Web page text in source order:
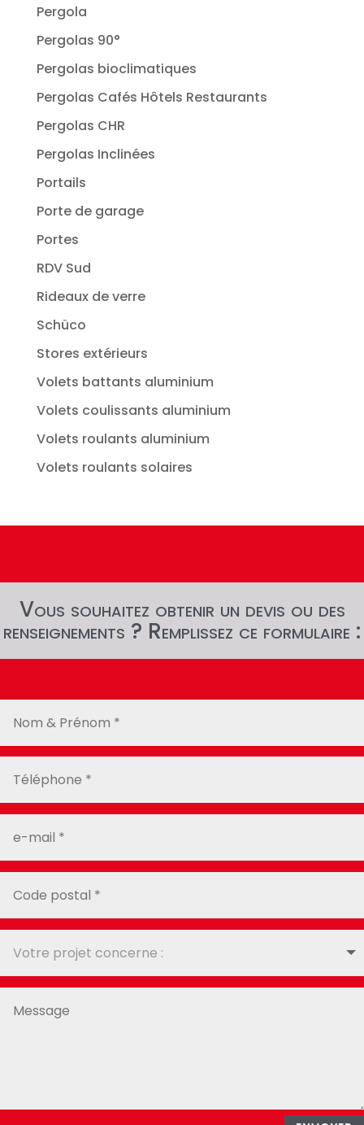
Pergola
Pergolas 90°
Pergolas bioclimatiques
Pergolas Cafés Hôtels Restaurants
Pergolas CHR
Pergolas Inclinées
Portails
Porte de garage
Portes
RDV Sud
Rideaux de verre
Schüco
Stores extérieurs
Volets battants aluminium
Volets coulissants aluminium
Volets roulants aluminium
Volets roulants solaires
Vous souhaitez obtenir un devis ou des
renseignements ? Remplissez ce formulaire :